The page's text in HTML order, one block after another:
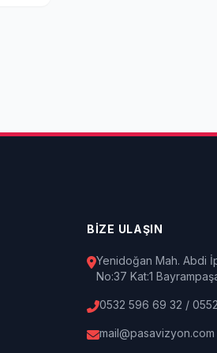
BİZE ULAŞIN
Yenidoğan Mah. Abdi
No:37 Kat:1
0532 596 69 32 /
mail@pasavizyon.com